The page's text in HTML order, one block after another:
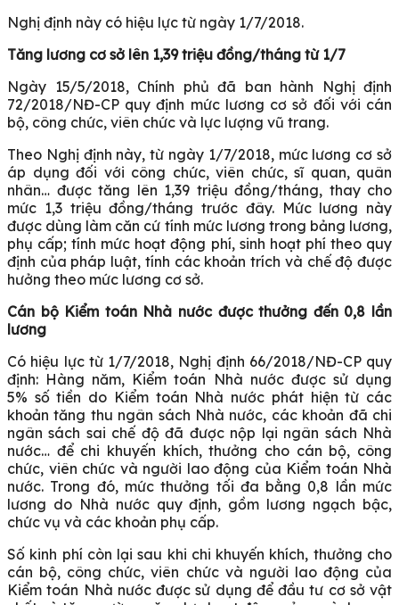
Nghị định này có hiệu lực từ ngày 1/7/2018.
Tăng lương cơ sở lên 1,39 triệu đồng/tháng từ 1/7
Ngày 15/5/2018, Chính phủ đã ban hành Nghị định
72/2018/NĐ-CP quy định mức lương cơ sở đối với cán
bộ, công chức, viên chức và lực lượng vũ trang.
Theo Nghị định này, từ ngày 1/7/2018, mức lương cơ sở
áp dụng đối với công chức, viên chức, sĩ quan, quân
nhân… được tăng lên 1,39 triệu đồng/tháng, thay cho
mức 1,3 triệu đồng/tháng trước đây. Mức lương này
được dùng làm căn cứ tính mức lương trong bảng lương,
phụ cấp; tính mức hoạt động phí, sinh hoạt phí theo quy
định của pháp luật, tính các khoản trích và chế độ được
hưởng theo mức lương cơ sở.
Cán bộ Kiểm toán Nhà nước được thưởng đến 0,8 lần
lương
Có hiệu lực từ 1/7/2018, Nghị định 66/2018/NĐ-CP quy
định: Hàng năm, Kiểm toán Nhà nước được sử dụng
5% số tiền do Kiểm toán Nhà nước phát hiện từ các
khoản tăng thu ngân sách Nhà nước, các khoản đã chi
ngân sách sai chế độ đã được nộp lại ngân sách Nhà
nước… để chi khuyến khích, thưởng cho cán bộ, công
chức, viên chức và người lao động của Kiểm toán Nhà
nước. Trong đó, mức thưởng tối đa bằng 0,8 lần mức
lương do Nhà nước quy định, gồm lương ngạch bậc,
chức vụ và các khoản phụ cấp.
Số kinh phí còn lại sau khi chi khuyến khích, thưởng cho
cán bộ, công chức, viên chức và người lao động của
Kiểm toán Nhà nước được sử dụng để đầu tư cơ sở vật